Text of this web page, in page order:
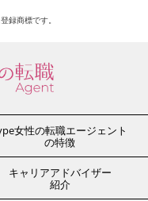
録商標です。
女性の転職エージェント
の特徴
キャリアアドバイザー
紹介